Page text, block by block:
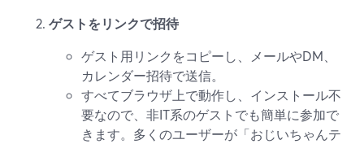
ゲストをリンクで招待
ゲスト用リンクをコピーし、メールやDM、
カレンダー招待で送信。
すべてブラウザ上で動作し、インストール不
要なので、非IT系のゲストでも簡単に参加で
きます。多くのユーザーが「おじいちゃんテ